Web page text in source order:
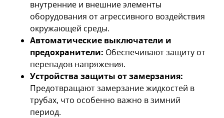
внутренние и внешние элементы
оборудования от агрессивного воздействия
окружающей среды.
Автоматические выключатели и
предохранители: Обеспечивают защиту от
перепадов напряжения.
Устройства защиты от замерзания:
Предотвращают замерзание жидкостей в
трубах, что особенно важно в зимний
период.